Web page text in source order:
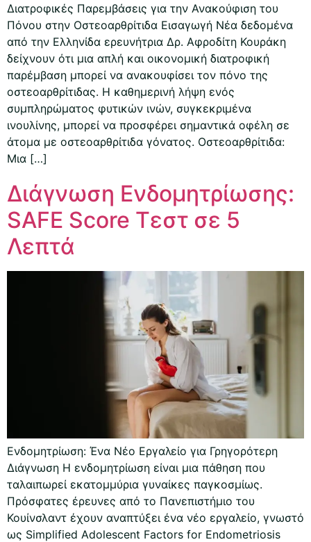
Διατροφικές Παρεμβάσεις για την Ανακούφιση του
Πόνου στην Οστεοαρθρίτιδα Εισαγωγή Νέα δεδομένα
από την Ελληνίδα ερευνήτρια Δρ. Αφροδίτη Κουράκη
δείχνουν ότι μια απλή και οικονομική διατροφική
παρέμβαση μπορεί να ανακουφίσει τον πόνο της
οστεοαρθρίτιδας. Η καθημερινή λήψη ενός
συμπληρώματος φυτικών ινών, συγκεκριμένα
ινουλίνης, μπορεί να προσφέρει σημαντικά οφέλη σε
άτομα με οστεοαρθρίτιδα γόνατος. Οστεοαρθρίτιδα:
Μια […]
Διάγνωση Ενδομητρίωσης:
SAFE Score Τεστ σε 5
Λεπτά
Ενδομητρίωση: Ένα Νέο Εργαλείο για Γρηγορότερη
Διάγνωση Η ενδομητρίωση είναι μια πάθηση που
ταλαιπωρεί εκατομμύρια γυναίκες παγκοσμίως.
Πρόσφατες έρευνες από το Πανεπιστήμιο του
Κουίνσλαντ έχουν αναπτύξει ένα νέο εργαλείο, γνωστό
ως Simplified Adolescent Factors for Endometriosis